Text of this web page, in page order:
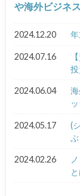
や海外ビジネ
2024.12.20
2024.07.16
2024.06.04
2024.05.17
(
2024.02.26